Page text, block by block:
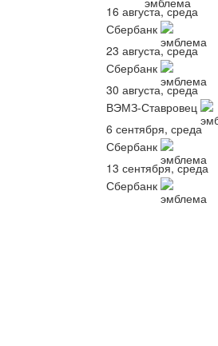
16 августа, среда
Сбербанк
23 августа, среда
Сбербанк
30 августа, среда
ВЭМЗ-Ставровец
6 сентября, среда
Сбербанк
13 сентября, среда
Сбербанк